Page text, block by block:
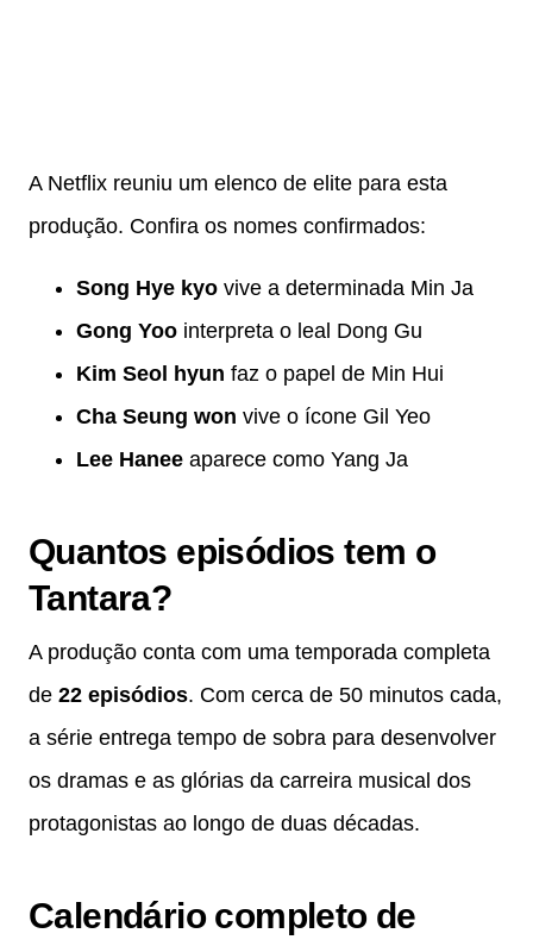
A Netflix reuniu um elenco de elite para esta
produção. Confira os nomes confirmados:
Song Hye kyo vive a determinada Min Ja
Gong Yoo interpreta o leal Dong Gu
Kim Seol hyun faz o papel de Min Hui
Cha Seung won vive o ícone Gil Yeo
Lee Hanee aparece como Yang Ja
Quantos episódios tem o
Tantara?
A produção conta com uma temporada completa
de 22 episódios. Com cerca de 50 minutos cada,
a série entrega tempo de sobra para desenvolver
os dramas e as glórias da carreira musical dos
protagonistas ao longo de duas décadas.
Calendário completo de